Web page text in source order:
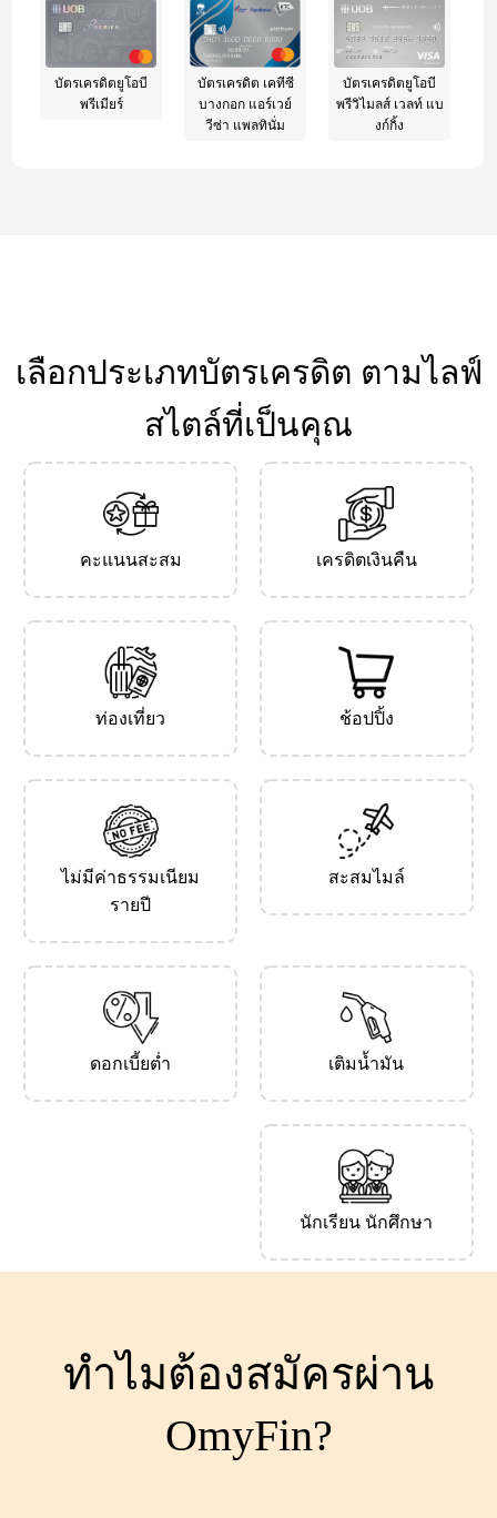
บัตรเครดิตยูโอบี
พรีเมียร์
บัตรเครดิต เคทีซี
บางกอก แอร์เวย์
วีซ่า แพลทินั่ม
บัตรเครดิตยูโอบี
พรีวิไมลส์ เวลท์ แบ
งก์กิ้ง
เลือกประเภทบัตรเครดิต ตามไลฟ์
สไตล์ที่เป็นคุณ
เครดิตเงินคืน
คะแนนสะสม
ช้อปปิ้ง
ท่องเที่ยว
สะสมไมล์
ไม่มีค่าธรรมเนียม
รายปี
เติมน้ำมัน
ดอกเบี้ยต่ำ
นักเรียน นักศึกษา
ทำไมต้องสมัครผ่าน
OmyFin?